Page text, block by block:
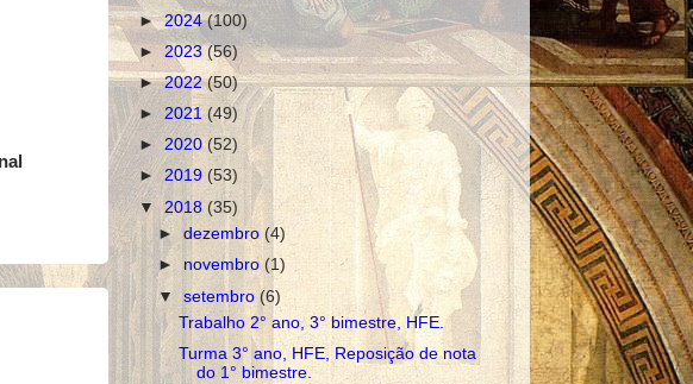
►2024(100)
► 2023 (56)
►2022(50)
► 2021 (49)
► 2020 (52)
► 2019 (53)
▼ 2018 (35)
►dezembro(4)
► novembro(1)
▼setembro(6)
Trabalho 2° ano, 3° bimestre, HFE.
Turma 3° ano, HFE, Reposição de nota
do 1° bimestre.